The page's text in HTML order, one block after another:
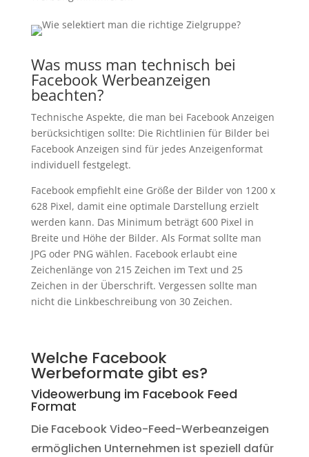
Was muss man technisch bei
Facebook Werbeanzeigen
beachten?
Technische Aspekte, die man bei Facebook Anzeigen
berücksichtigen sollte: Die Richtlinien für Bilder bei
Facebook Anzeigen sind für jedes Anzeigenformat
individuell festgelegt.
Facebook empfiehlt eine Größe der Bilder von 1200 x
628 Pixel, damit eine optimale Darstellung erzielt
werden kann. Das Minimum beträgt 600 Pixel in
Breite und Höhe der Bilder. Als Format sollte man
JPG oder PNG wählen. Facebook erlaubt eine
Zeichenlänge von 215 Zeichen im Text und 25
Zeichen in der Überschrift. Vergessen sollte man
nicht die Linkbeschreibung von 30 Zeichen.
Welche Facebook
Werbeformate gibt es?
Videowerbung im Facebook Feed
Format
Die Facebook Video-Feed-Werbeanzeigen
ermöglichen Unternehmen ist speziell dafür